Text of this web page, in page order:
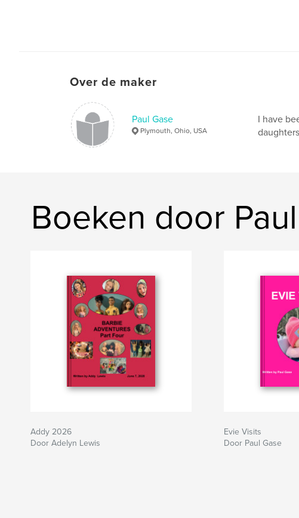
Over de maker
Paul Gase
Plymouth, Ohio, USA
I have
Boeken door
Addy 2026
Door Adelyn Lewis
Evie Visits
Door Paul Gase